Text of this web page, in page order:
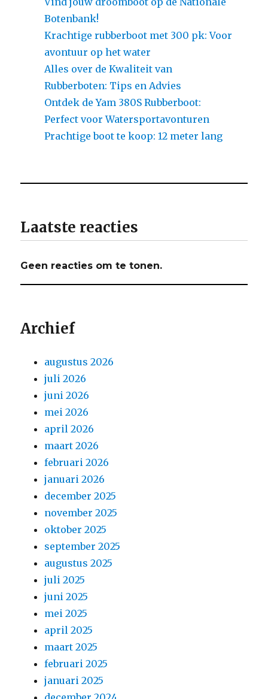
Botenbank!
Krachtige rubberboot met 300 pk: Voor
avontuur op het water
Alles over de Kwaliteit van
Rubberboten: Tips en Advies
Ontdek de Yam 380S Rubberboot:
Perfect voor Watersportavonturen
Prachtige boot te koop: 12 meter lang
Laatste reacties
Geen reacties om te tonen.
Archief
augustus 2026
juli 2026
juni 2026
mei 2026
april 2026
maart 2026
februari 2026
januari 2026
december 2025
november 2025
oktober 2025
september 2025
augustus 2025
juli 2025
juni 2025
mei 2025
april 2025
maart 2025
februari 2025
januari 2025